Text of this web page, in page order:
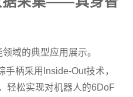
域的典型应用展示。
手柄采用 Inside-Out技术，
轻松实现对机器人的6DoF